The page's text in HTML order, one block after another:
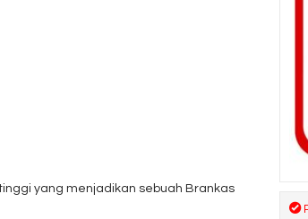
yang menjadikan sebuah Brankas